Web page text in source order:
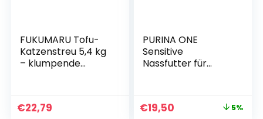
FUKUMARU Tofu-
Katzenstreu 5,4 kg
– klumpende
Aroma, staubfrei
€22,79
PURINA ONE
Sensitive
Nassfutter für
(26 x 85 g)
€19,50 5%